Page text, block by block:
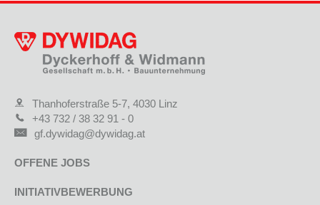
Thanhoferstraße 5-7, 4030 Linz
+43 732 / 38 32 91 - 0
gf.dywidag@dywidag.at
OFFENE JOBS
INITIATIVBEWERBUNG